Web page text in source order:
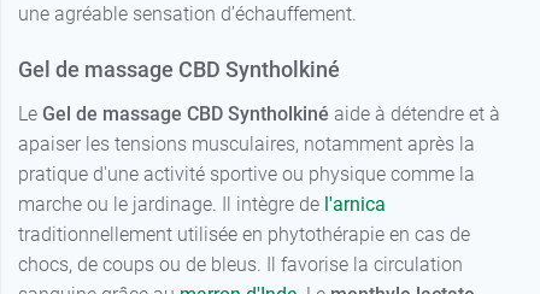
une agréable sensation d’échauffement.
Gel de massage CBD Syntholkiné
Le Gel de massage CBD Syntholkiné aide à détendre et à
apaiser les tensions musculaires, notamment après la
pratique d'une activité sportive ou physique comme la
marche ou le jardinage. Il intègre de l'arnica
traditionnellement utilisée en phytothérapie en cas de
chocs, de coups ou de bleus. Il favorise la circulation